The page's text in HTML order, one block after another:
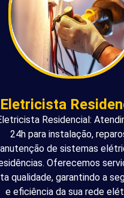
Eletricista
Residencial:
24h para instalação,
de sistemas
Oferecemos
qualidade, garantindo a
e eficiência da sua rede